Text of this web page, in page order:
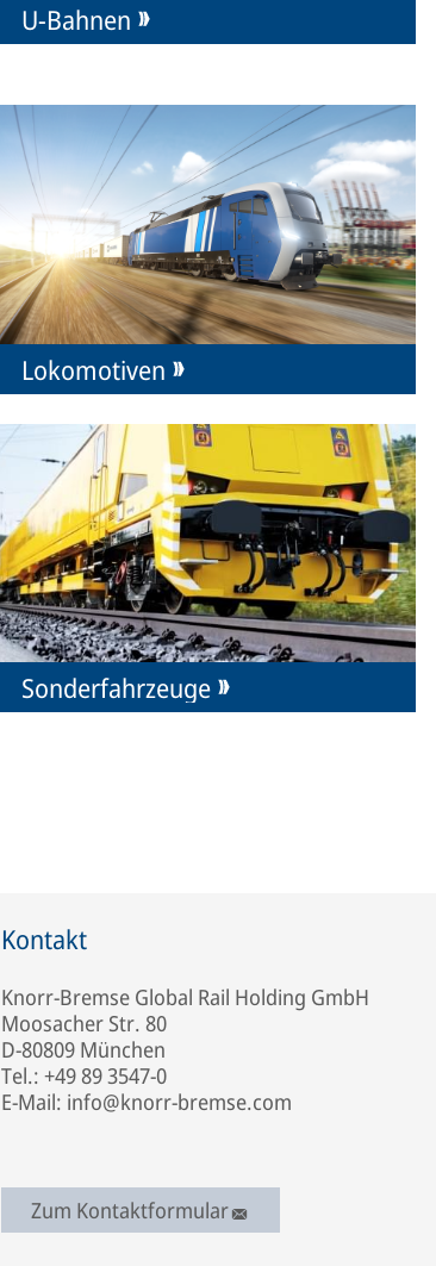
U-Bahnen
Lokomotiven
Sonderfahrzeuge
Kontakt
Knorr-Bremse Global Rail Holding GmbH
Moosacher Str. 80
D-80809 München
Tel.: +49 89 3547-0
E-Mail: info@knorr-bremse.com
Zum Kontaktformular